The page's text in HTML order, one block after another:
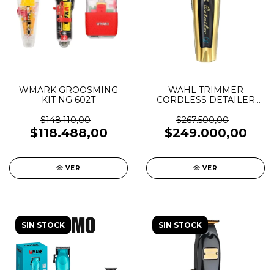
WMARK GROOSMING
KIT NG 602T
$148.110,00
$118.488,00
VER
WAHL TRIMMER
CORDLESS DETAILER
$267.500,00
$249.000,00
VER
SIN STOCK SIN STOCK